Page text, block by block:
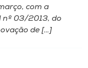
com a
nº 03/2013, do
de […]